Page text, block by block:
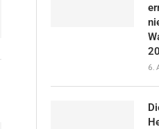
6.